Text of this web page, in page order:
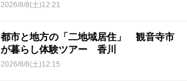
2026/8/8(土)12:21
都市と地方の「二地域居住」 観音寺市
が暮らし体験ツアー 香川
2026/8/8(土)12:15